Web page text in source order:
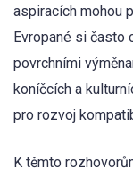
aspiracích mohou
Evropané si často
povrchními
koníčcích a
pro rozvoj
K těmto